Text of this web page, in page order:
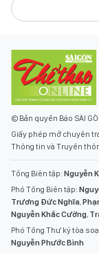
© Bản quyền Báo SÀI
Giấy phép mở chuyên
Thông tin và Truyền
Tổng Biên tập: Nguyễn
Phó Tổng Biên tập:
Trương Đức Nghĩa,
Nguyễn Khắc Cường,
Phó Tổng Thư ký tòa
Nguyễn Phước Bình